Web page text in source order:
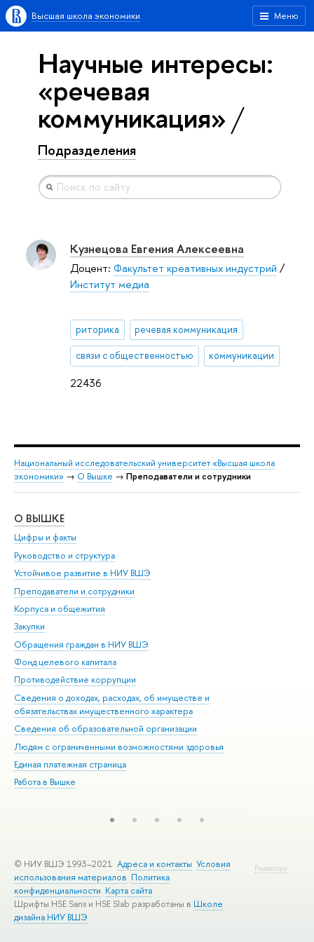
Меню
Высшая школа экономики
Научные интересы:
«речевая
коммуникация»
Подразделения
22436
Кузнецова Евгения Алексеевна
Доцент: Факультет креативных индустрий /
Институт медиа
риторика речевая коммуникация
связи с общественностью коммуникации
Национальный исследовательский университет «Высшая школа
экономики» → О Вышке → Преподаватели и сотрудники
О ВЫШКЕ
Цифры и факты
Руководство и структура
Устойчивое развитие в НИУ ВШЭ
Преподаватели и сотрудники
Корпуса и общежития
Закупки
Обращения граждан в НИУ ВШЭ
Фонд целевого капитала
Противодействие коррупции
Сведения о доходах, расходах, об имуществе и
обязательствах имущественного характера
Сведения об образовательной организации
Людям с ограниченными возможностями здоровья
Единая платежная страница
Работа в Вышке
Редактору
© НИУ ВШЭ 1993–2021 Адреса и контакты Условия
использования материалов Политика
конфиденциальности Карта сайта
Шрифты HSE Sans и HSE Slab разработаны в Школе
дизайна НИУ ВШЭ